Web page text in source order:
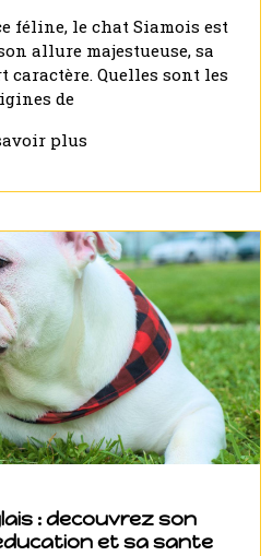
féline, le chat Siamois est
allure majestueuse, sa
caractère. Quelles sont les
de
plus
: decouvrez son
et sa sante